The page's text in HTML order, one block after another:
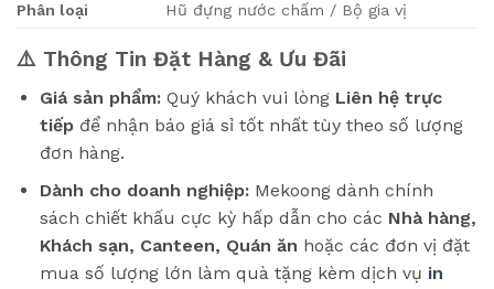
Phân loại Hũ đựng nước chấm / Bộ gia vị
⚠️ Thông Tin Đặt Hàng & Ưu Đãi
Giá sản phẩm:Quý khách vui lòng Liên hệ trực
tiếpđể nhận báo giá sỉ tốt nhất tùy theo số lượng
đơn hàng.
Dành cho doanh nghiệp:Mekoong dành chính
sách chiết khấu cực kỳ hấp dẫn cho các Nhà hàng,
Khách sạn, Canteen, Quán ăn hoặc các đơn vị đặt
mua số lượng lớn làm quà tặng kèm dịch vụ in